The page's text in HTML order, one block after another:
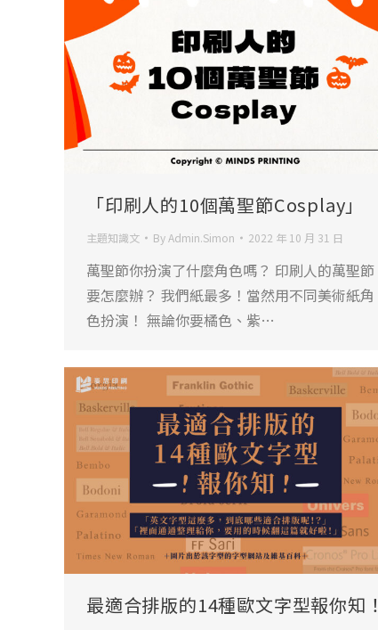
「印刷人的10個萬聖節Cosplay」
主題知識文 ByAdmin.Simon 2022 年 10 月 31 日
萬聖節你扮演了什麼角色嗎？ 印刷人的萬聖節
要怎麼辦？ 我們紙最多！當然用不同美術紙角
色扮演！ 無論你要橘色、紫…
最適合排版的14種歐文字型報你知！